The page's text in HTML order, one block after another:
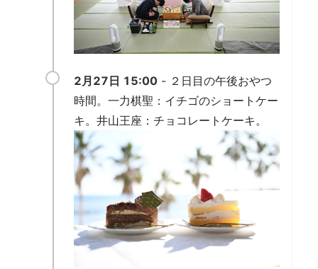
2月27日 15:00 - ２日目の午後おやつ
時間。一力棋聖：イチゴのショートケー
キ。井山王座：チョコレートケーキ。